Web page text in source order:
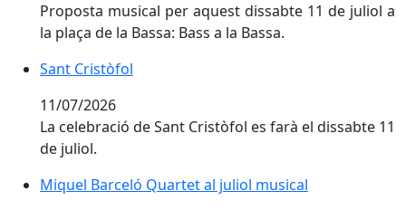
Proposta musical per aquest dissabte 11 de juliol a
la plaça de la Bassa: Bass a la Bassa.
Sant Cristòfol
Sant Cristòfol
11/07/2026
La celebració de Sant Cristòfol es farà el dissabte 11
de juliol.
Miquel Barceló Quartet al juliol musical
Miquel Barceló Quartet al juliol musical